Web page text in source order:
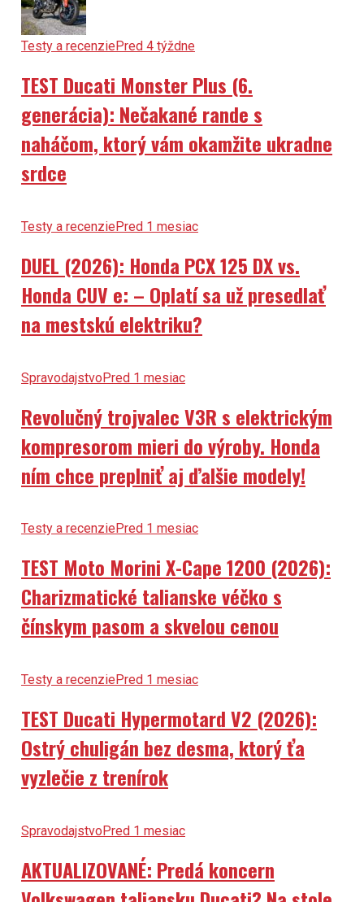
Testy a recenziePred 4 týždne
TEST Ducati Monster Plus (6.
generácia): Nečakané rande s
naháčom, ktorý vám okamžite ukradne
srdce
Testy a recenziePred 1 mesiac
DUEL (2026): Honda PCX 125 DX vs.
Honda CUV e: – Oplatí sa už presedlať
na mestskú elektriku?
SpravodajstvoPred 1 mesiac
Revolučný trojvalec V3R s elektrickým
kompresorom mieri do výroby. Honda
ním chce preplniť aj ďalšie modely!
Testy a recenziePred 1 mesiac
TEST Moto Morini X-Cape 1200 (2026):
Charizmatické talianske véčko s
čínskym pasom a skvelou cenou
Testy a recenziePred 1 mesiac
TEST Ducati Hypermotard V2 (2026):
Ostrý chuligán bez desma, ktorý ťa
vyzlečie z trenírok
SpravodajstvoPred 1 mesiac
AKTUALIZOVANÉ: Predá koncern